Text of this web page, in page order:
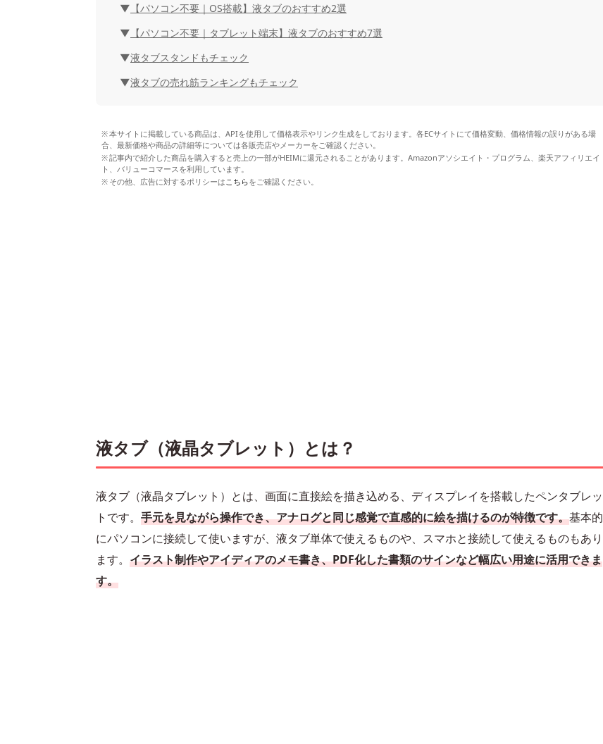
【パソコン不要｜OS搭載】液タブのおすすめ2選
【パソコン不要｜タブレット端末】液タブのおすすめ7選
液タブスタンドもチェック
液タブの売れ筋ランキングもチェック
本サイトに掲載している商品は、APIを使用して価格表示やリンク生成をしております。各ECサイトにて価格変動、価格情報の誤りがある場
合、最新価格や商品の詳細等については各販売店やメーカーをご確認ください。
記事内で紹介した商品を購入すると売上の一部がHEIMに還元されることがあります。Amazonアソシエイト・プログラム、楽天アフィリエイ
ト、バリューコマースを利用しています。
その他、広告に対するポリシーは こちらをご確認ください。
液タブ（液晶タブレット）とは？
液タブ（液晶タブレット）とは、画面に直接絵を描き込める、ディスプレイを搭載したペンタブレッ
トです。 手元を見ながら操作でき、アナログと同じ感覚で直感的に絵を描けるのが特徴です。基本的
にパソコンに接続して使いますが、液タブ単体で使えるものや、スマホと接続して使えるものもあり
ます。 イラスト制作やアイディアのメモ書き、PDF化した書類のサインなど幅広い用途に活用できま
す。